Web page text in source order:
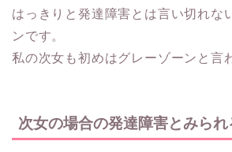
はっきりと発達障害とは言い切れな
ンです。
私の次女も初めはグレーゾーンと言
次女の場合の発達障害とみられ